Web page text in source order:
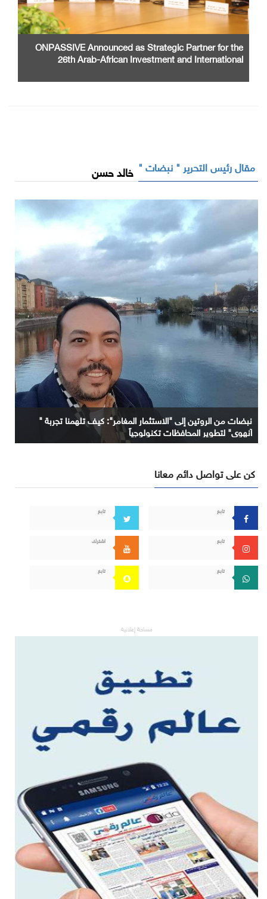
ONPASSIVE Announced as Strategic Partner for the
26th Arab-African Investment and International
مقال رئيس التحرير " نبضات " خالد حسن
نبضات من الروتين إلى "الاستثمار المغامر": كيف تلهمنا تجربة "
آنهوي" لتطوير المحافظات تكنولوجياً
كن على تواصل دائم معانا
تابع تابع
تابع اشترك
تابع تابع
مساحة إعلانية